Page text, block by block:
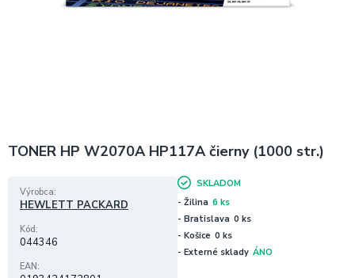
TONER HP W2070A HP117A čierny (1000 str.)
Výrobca
HEWLETT PACKARD
Kód
044346
EAN
SKLADOM
- Žilina 6 ks
- Bratislava 0 ks
- Košice 0 ks
- Externé sklady ÁNO